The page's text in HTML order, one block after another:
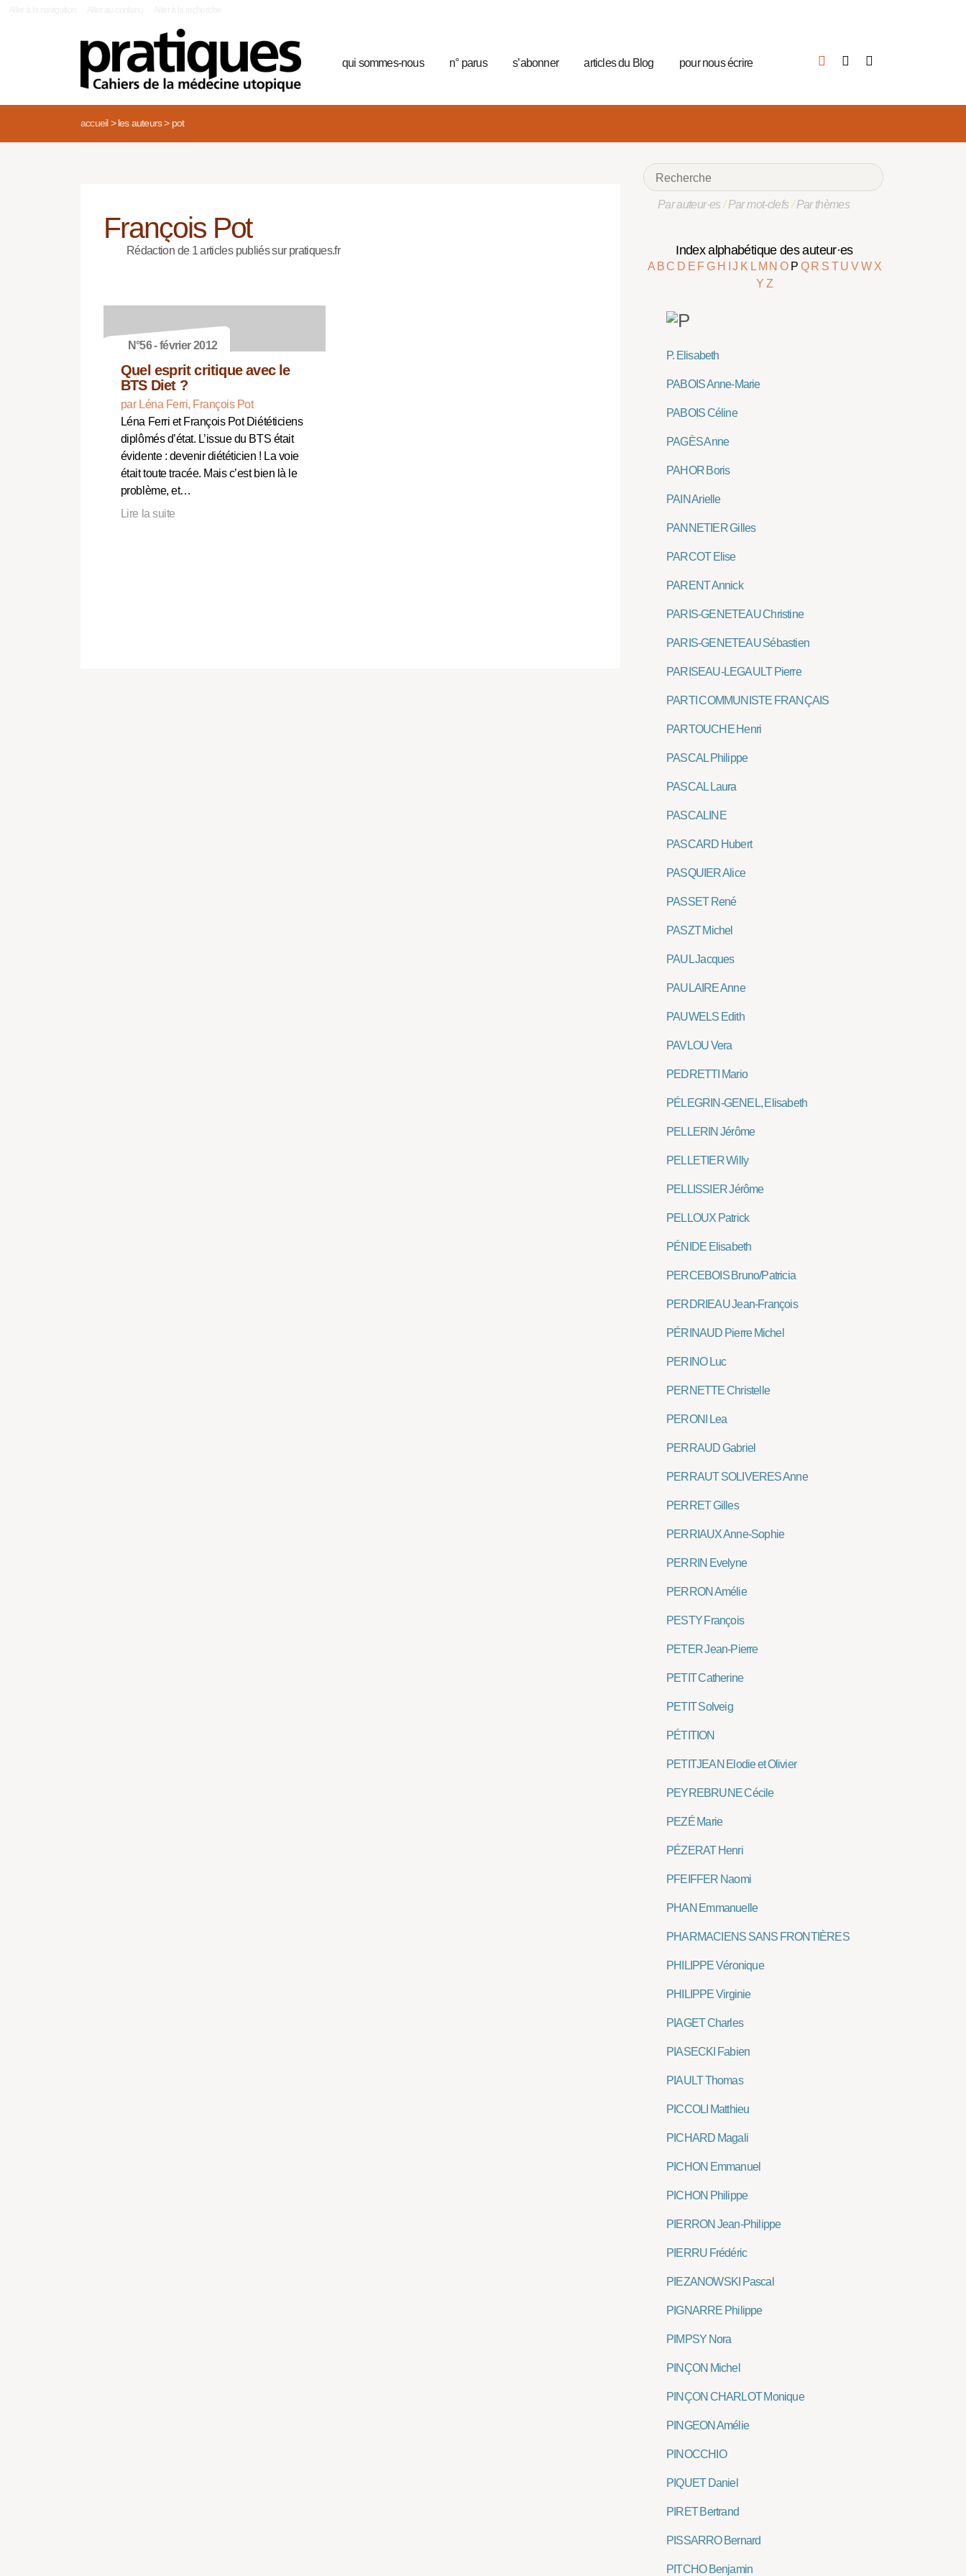
qui sommes-nous n° parus s’abonner articles du Blog pour nous écrire
accueil> les auteurs> pot
François Pot
Rédaction de 1 articles publiés sur pratiques.fr
N°56 - février 2012
Quel esprit critique avec le
BTS Diet ?
par Léna Ferri, François Pot
Léna Ferri et François Pot Diététiciens
diplômés d’état. L’issue du BTS était
évidente : devenir diététicien ! La voie
était toute tracée. Mais c’est bien là le
problème, et…
Lire la suite
Par auteur·es/Par mot-clefs/Par thèmes
Index alphabétique des auteur·es
A BC D E FG H IJ K L M NO P Q R S TUVW X
Y Z
P. Elisabeth
PABOIS Anne-Marie
PABOIS Céline
PAGÈS Anne
PAHOR Boris
PAIN Arielle
PANNETIER Gilles
PARCOT Elise
PARENT Annick
PARIS-GENETEAU Christine
PARIS-GENETEAU Sébastien
PARISEAU-LEGAULT Pierre
PARTI COMMUNISTE FRANÇAIS
PARTOUCHE Henri
PASCAL Philippe
PASCAL Laura
PASCALINE
PASCARD Hubert
PASQUIER Alice
PASSET René
PASZT Michel
PAUL Jacques
PAULAIRE Anne
PAUWELS Edith
PAVLOU Vera
PEDRETTI Mario
PÉLEGRIN-GENEL, Elisabeth
PELLERIN Jérôme
PELLETIER Willy
PELLISSIER Jérôme
PELLOUX Patrick
PÉNIDE Elisabeth
PERCEBOIS Bruno/Patricia
PERDRIEAU Jean-François
PÉRINAUD Pierre Michel
PERINO Luc
PERNETTE Christelle
PERONI Lea
PERRAUD Gabriel
PERRAUT SOLIVERES Anne
PERRET Gilles
PERRIAUX Anne-Sophie
PERRIN Evelyne
PERRON Amélie
PESTY François
PETER Jean-Pierre
PETIT Catherine
PETIT Solveig
PÉTITION
PETITJEAN Elodie et Olivier
PEYREBRUNE Cécile
PEZÉ Marie
PÉZERAT Henri
PFEIFFER Naomi
PHAN Emmanuelle
PHARMACIENS SANS FRONTIÈRES
PHILIPPE Véronique
PHILIPPE Virginie
PIAGET Charles
PIASECKI Fabien
PIAULT Thomas
PICCOLI Matthieu
PICHARD Magali
PICHON Emmanuel
PICHON Philippe
PIERRON Jean-Philippe
PIERRU Frédéric
PIEZANOWSKI Pascal
PIGNARRE Philippe
PIMPSY Nora
PINÇON Michel
PINÇON CHARLOT Monique
PINGEON Amélie
PINOCCHIO
PIQUET Daniel
PIRET Bertrand
PISSARRO Bernard
PITCHO Benjamin